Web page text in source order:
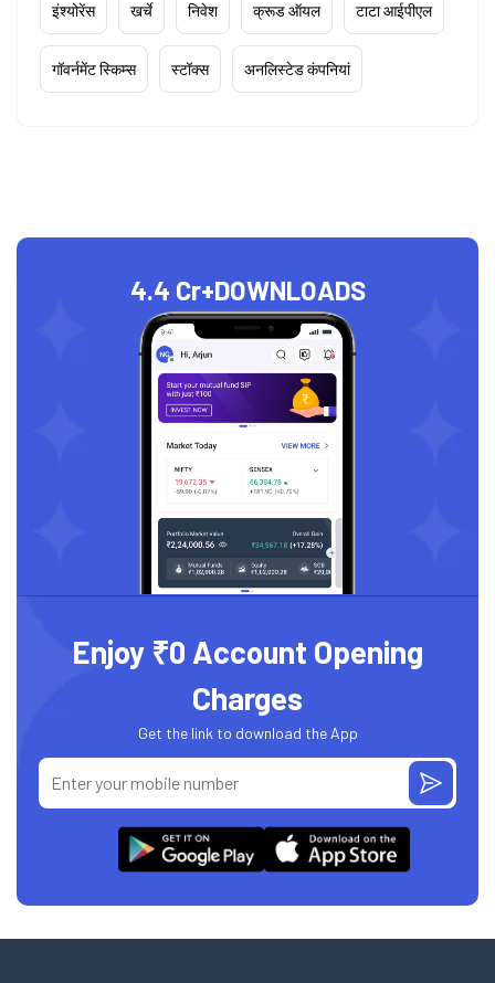
इंश्योरेंस खर्चे निवेश क्रूड ऑयल टाटा आईपीएल
गॉवर्नमेंट स्किम्स स्टॉक्स अनलिस्टेड कंपनियां
4.4 Cr+DOWNLOADS
Enjoy ₹0 Account Opening
Charges
Get the link to download the App